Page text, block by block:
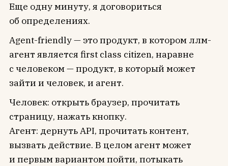
Еще одну минуту, я договориться
об определениях.
Agent-friendly — это продукт, в котором ллм-
агент является first class citizen, наравне
с человеком — продукт, в который может
зайти и человек, и агент.
Человек: открыть браузер, прочитать
страницу, нажать кнопку.
Агент: дернуть API, прочитать контент,
вызвать действие. В целом агент может
и первым вариантом пойти, потыкать